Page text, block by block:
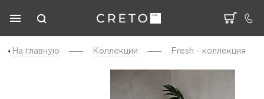
На главную Коллекции Fresh - коллекция